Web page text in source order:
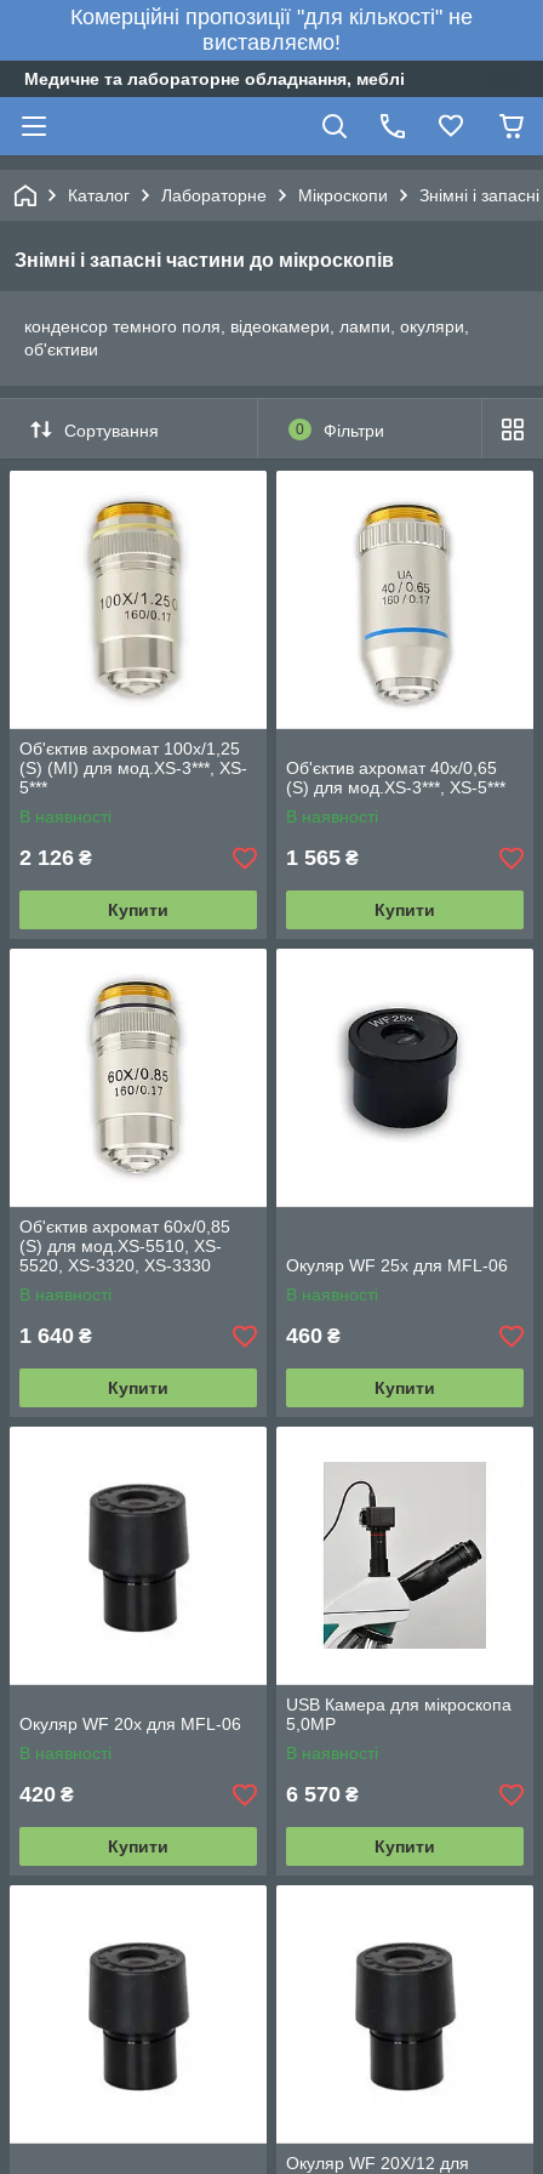
Комерційні пропозиції "для кількості" не
виставляємо!
Медичне та лабораторне обладнання, меблі
Каталог Лабораторне Мікроскопи Знімні і
Знімні і запасні частини до мікроскопів
конденсор темного поля, відеокамери, лампи, окуляри,
об'єктиви
Сортування 0 Фільтри
Об'єктив ахромат 100х/1,25
(S) (МІ) для мод.XS-3***, XS-
5***
В наявності
2 126 ₴
Купити
Об'єктив ахромат 40х/0,65
(S) для мод.XS-3***, XS-5***
В наявності
1 565 ₴
Купити
Об'єктив ахромат 60х/0,85
(S) для мод.XS-5510, XS-
5520, XS-3320, XS-3330
В наявності
1 640 ₴
Купити
Окуляр WF 25х для MFL-06
В наявності
460 ₴
Купити
Окуляр WF 20х для MFL-06
В наявності
420 ₴
Купити
USB Камера для мікроскопа
5,0MP
В наявності
6 570 ₴
Купити
Окуляр WF 20X/12 для